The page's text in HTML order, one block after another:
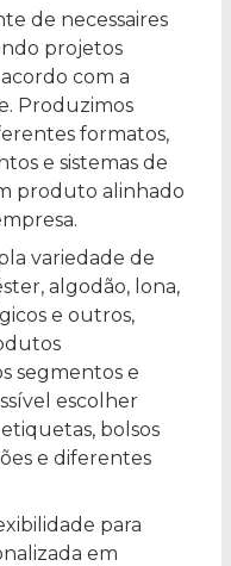
de necessaires
projetos
com a
Produzimos
formatos,
e sistemas de
produto alinhado
variedade de
algodão, lona,
e outros,
segmentos e
escolher
bolsos
e diferentes
para
em